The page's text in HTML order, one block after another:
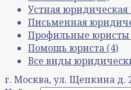
Устная юридическая
Письменная
Профильные юристы
Помощь юриста (4)
Все виды
г. Москва, ул. Щепкина д.